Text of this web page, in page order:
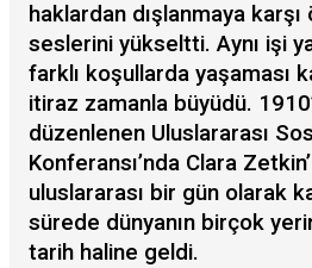
haklardan dışlanmaya
seslerini yükseltti. Aynı işi
farklı koşullarda yaşaması
itiraz zamanla büyüdü.
düzenlenen Uluslararası
Konferansı’nda Clara
uluslararası bir gün olarak
sürede dünyanın birçok
tarih haline geldi.